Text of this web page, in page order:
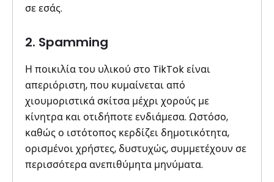
σε εσάς.
2. Spamming
Η ποικιλία του υλικού στο TikTok είναι
απεριόριστη, που κυμαίνεται από
χιουμοριστικά σκίτσα μέχρι χορούς με
κίνητρα και οτιδήποτε ενδιάμεσα. Ωστόσο,
καθώς ο ιστότοπος κερδίζει δημοτικότητα,
ορισμένοι χρήστες, δυστυχώς, συμμετέχουν σε
περισσότερα ανεπιθύμητα μηνύματα.